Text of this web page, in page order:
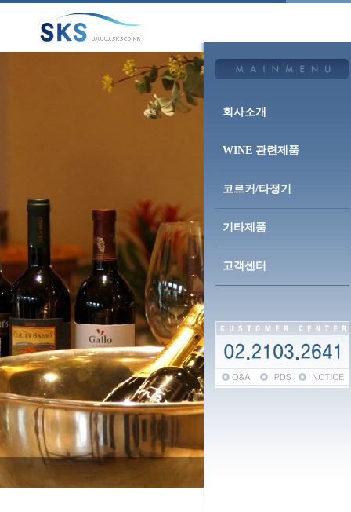
회사소개
WINE 관련제품
코르커/타정기
기타제품
고객센터